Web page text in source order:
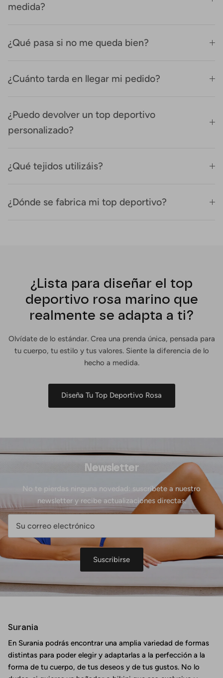
medida?
¿Qué pasa si no me queda bien?
¿Cuánto tarda en llegar mi pedido?
¿Puedo devolver un top deportivo
personalizado?
¿Qué tejidos utilizáis?
¿Dónde se fabrica mi top deportivo?
¿Lista para diseñar el top
deportivo rosa marino que
realmente se adapta a ti?
Olvídate de lo estándar. Crea una prenda única, pensada para
tu cuerpo, tu estilo y tus valores. Siente la diferencia de lo
hecho a medida.
Diseña Tu Top Deportivo Rosa
Newsletter
No te pierdas ninguna novedad: suscríbete a nuestro
newsletter y recibe actualizaciones directas.
Suscribirse
Surania
En Surania podrás encontrar una amplia variedad de formas
distintas para poder elegir y adaptarlas a la perfección a la
forma de tu cuerpo, de tus deseos y de tus gustos. No lo